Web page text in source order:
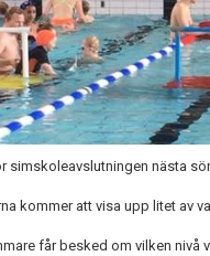
simskoleavslutningen nästa
kommer att visa upp litet av
får besked om vilken nivå